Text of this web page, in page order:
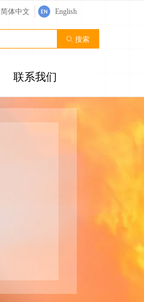
ꄠ 搜索
简体中文 English
联系我们